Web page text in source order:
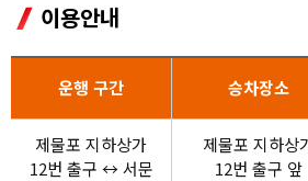
창의실습시설
도서
자율
이용안내
운행 구간 승차장소
제물포 지하상가
12번 출구 ↔ 서문
제물포 지하상
12번 출구 앞